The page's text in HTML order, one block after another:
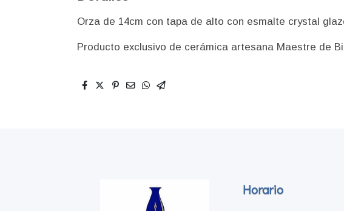
Orza de 14cm con tapa de alto con esmalte crystal
Producto exclusivo de cerámica artesana Maestre de
Horario